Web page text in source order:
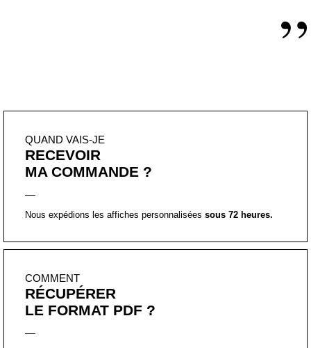
”
QUAND VAIS-JE
RECEVOIR
MA COMMANDE ?
Nous expédions les affiches personnalisées sous 72 heures.
COMMENT
RÉCUPÉRER
LE FORMAT PDF ?